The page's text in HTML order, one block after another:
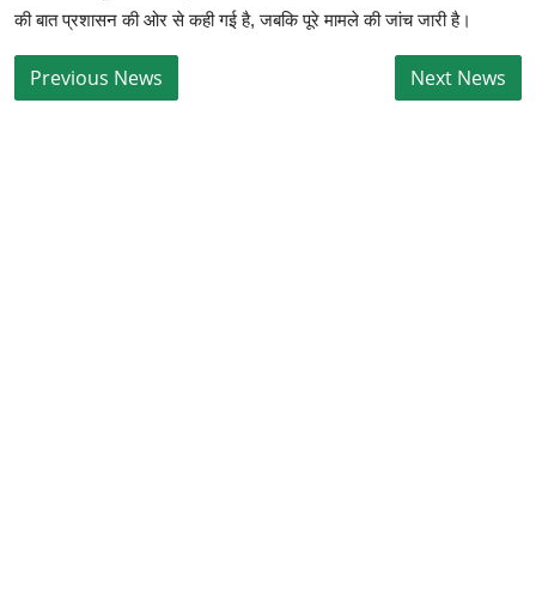
की बात प्रशासन की ओर से कही गई है, जबकि पूरे मामले की जांच जारी है।